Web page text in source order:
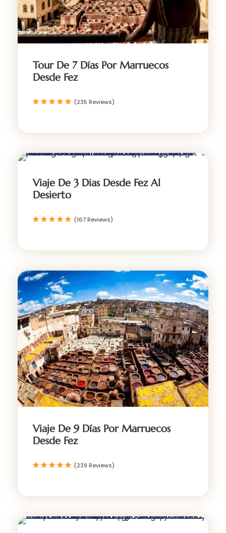
Tour De 7 Días Por Marruecos
Desde Fez
(235 Reviews)
Viaje De 3 Dias Desde Fez Al
Desierto
(167 Reviews)
Viaje De 9 Días Por Marruecos
Desde Fez
(239 Reviews)